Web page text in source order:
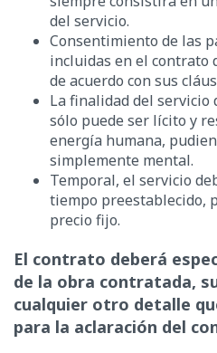
del servicio.
Consentimiento de las
incluidas en el contrato
de acuerdo con sus
La finalidad del servicio
sólo puede ser lícito y
energía humana,
simplemente mental.
Temporal, el servicio
tiempo preestablecido,
precio fijo.
El contrato deberá
de la obra contratada,
cualquier otro detalle
para la aclaración del